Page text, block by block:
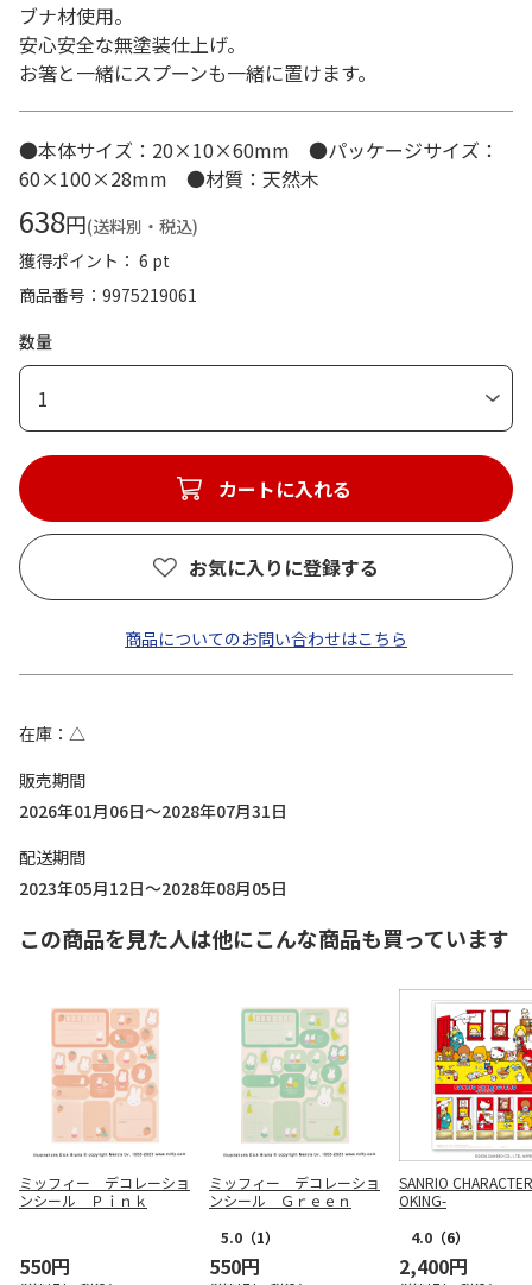
ブナ材使用。
安心安全な無塗装仕上げ。
お箸と一緒にスプーンも一緒に置けます。
●本体サイズ：20×10×60mm ●パッケージサイズ：
60×100×28mm ●材質：天然木
638円(送料別・税込)
獲得ポイント： 6 pt
商品番号
9975219061
数量
1
カートに入れる
お気に入りに登録する
商品についてのお問い合わせはこちら
在庫
△
販売期間
2026年01月06日～2028年07月31日
配送期間
2023年05月12日～2028年08月05日
この商品を見た人は他にこんな商品も買っています
ミッフィー デコレーショ
ンシール Ｐｉｎｋ
550円
ミッフィー デコレーショ
ンシール Ｇｒｅｅｎ
5.0 （1）
550円
SANRIO
OKING-
4.0 （6）
2,400円